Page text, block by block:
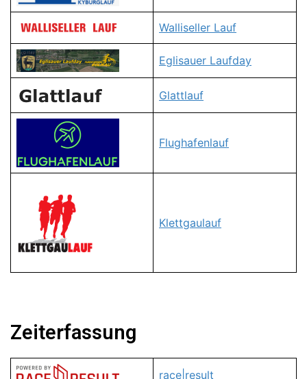
Walliseller Lauf
Eglisauer Laufday
Glattlauf
Flughafenlauf
Klettgaulauf
Zeiterfassung
race|result